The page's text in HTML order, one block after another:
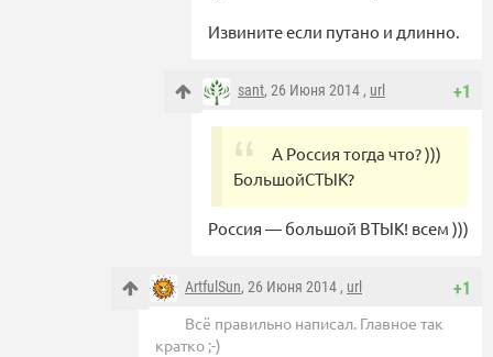
Извините если путано и длинно.
+1
sant, 26 Июня 2014 , url
А Россия тогда что? )))
БольшойСТЫК?
Россия — большой ВТЫК! всем )))
+1
ArtfulSun, 26 Июня 2014 , url
Всё правильно написал. Главное так
кратко ;-)